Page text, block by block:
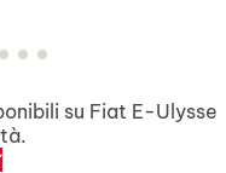
su Fiat E-Ulysse